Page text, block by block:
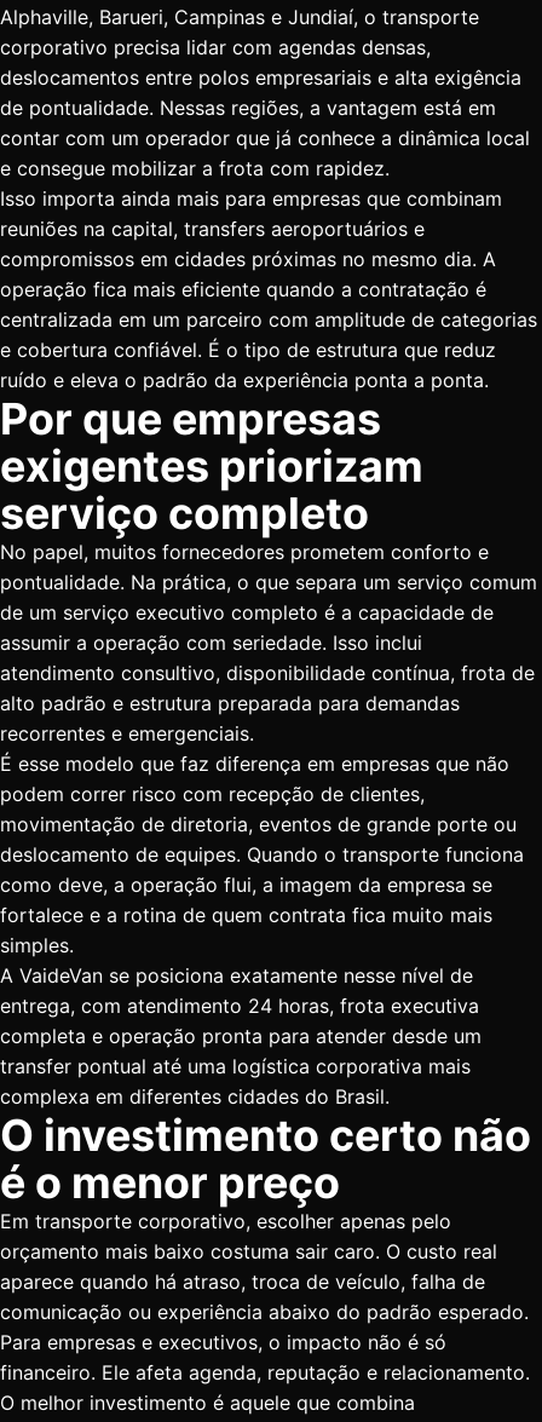
Alphaville, Barueri, Campinas e Jundiaí, o transporte
corporativo precisa lidar com agendas densas,
deslocamentos entre polos empresariais e alta exigência
de pontualidade. Nessas regiões, a vantagem está em
contar com um operador que já conhece a dinâmica local
e consegue mobilizar a frota com rapidez.
Isso importa ainda mais para empresas que combinam
reuniões na capital, transfers aeroportuários e
compromissos em cidades próximas no mesmo dia. A
operação fica mais eficiente quando a contratação é
centralizada em um parceiro com amplitude de categorias
e cobertura confiável. É o tipo de estrutura que reduz
ruído e eleva o padrão da experiência ponta a ponta.
Por que empresas
exigentes priorizam
serviço completo
No papel, muitos fornecedores prometem conforto e
pontualidade. Na prática, o que separa um serviço comum
de um serviço executivo completo é a capacidade de
assumir a operação com seriedade. Isso inclui
atendimento consultivo, disponibilidade contínua, frota de
alto padrão e estrutura preparada para demandas
recorrentes e emergenciais.
É esse modelo que faz diferença em empresas que não
podem correr risco com recepção de clientes,
movimentação de diretoria, eventos de grande porte ou
deslocamento de equipes. Quando o transporte funciona
como deve, a operação flui, a imagem da empresa se
fortalece e a rotina de quem contrata fica muito mais
simples.
A VaideVan se posiciona exatamente nesse nível de
entrega, com atendimento 24 horas, frota executiva
completa e operação pronta para atender desde um
transfer pontual até uma logística corporativa mais
complexa em diferentes cidades do Brasil.
O investimento certo não
é o menor preço
Em transporte corporativo, escolher apenas pelo
orçamento mais baixo costuma sair caro. O custo real
aparece quando há atraso, troca de veículo, falha de
comunicação ou experiência abaixo do padrão esperado.
Para empresas e executivos, o impacto não é só
financeiro. Ele afeta agenda, reputação e relacionamento.
O melhor investimento é aquele que combina